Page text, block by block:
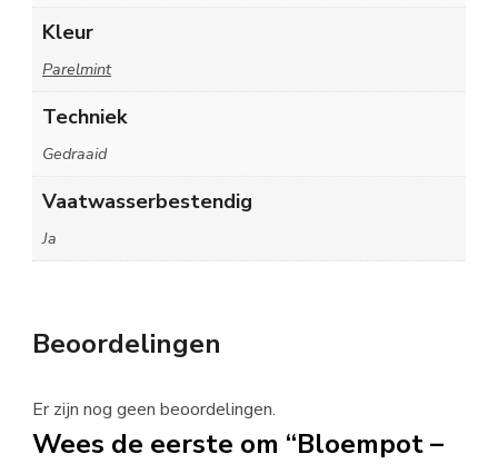
Kleur
Parelmint
Techniek
Gedraaid
Vaatwasserbestendig
Ja
Beoordelingen
Er zijn nog geen beoordelingen.
Wees de eerste om “Bloempot –